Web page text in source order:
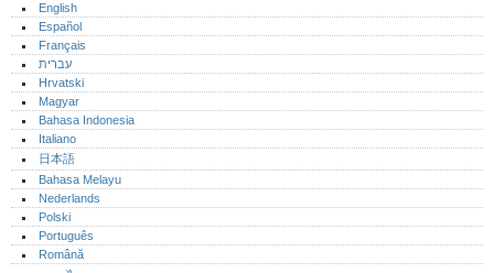
English
Español
Français
עברית
Hrvatski
Magyar
Bahasa Indonesia
Italiano
日本語
Bahasa Melayu
Nederlands
Polski
Português‎
Română